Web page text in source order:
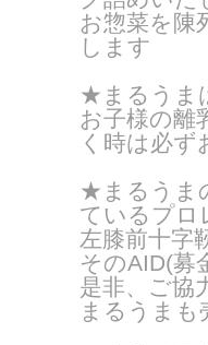
お惣菜を陳
します
★まるうま
お子様の離
く時は 必ず
★まるうま
ているプロ
左膝前十字
そのAID(募
是非、ご協
まるうまも